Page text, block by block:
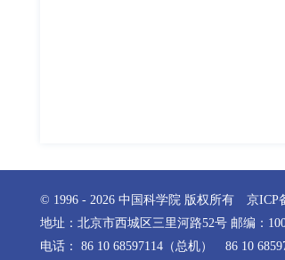
© 1996 - 2026 中国科学院 版权所有 京ICP
地址：北京市西城区三里河路52号 邮编：
电话： 86 10 68597114（总机） 86 10